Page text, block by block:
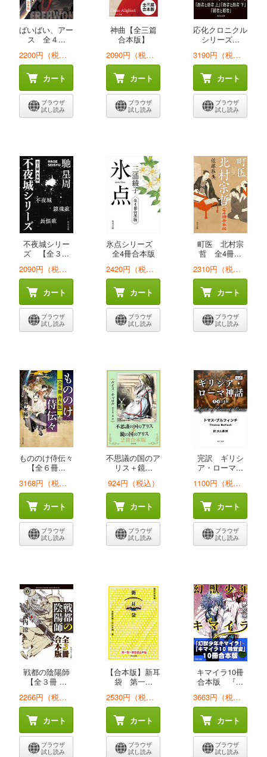
ばいばい、アー
ス 全４...
2200円（税込）
カート
ブラウザ
試し読み
神曲【全三篇
合本版】
2090円（税込）
カート
ブラウザ
試し読み
応化クロニクル
シリーズ...
3190円（税込）
カート
ブラウザ
試し読み
不夜城シリー
ズ 【全３...
2090円（税込）
カート
ブラウザ
試し読み
氷点シリーズ
全4冊合本版
2420円（税込）
カート
ブラウザ
試し読み
町医 北村宗
哲 全4冊...
2310円（税込）
カート
ブラウザ
試し読み
もののけ侍伝々
【全６冊...
3168円（税込）
カート
ブラウザ
試し読み
不思議の国のア
リス＋鏡...
924円（税込）
カート
ブラウザ
試し読み
完訳 ギリシ
ア・ローマ...
1100円（税込）
カート
ブラウザ
試し読み
戦都の陰陽師
【全３冊 ...
2266円（税込）
カート
ブラウザ
試し読み
【合本版】新耳
袋 第一...
2530円（税込）
カート
ブラウザ
試し読み
キマイラ10冊
合本版 『...
3663円（税込）
カート
ブラウザ
試し読み